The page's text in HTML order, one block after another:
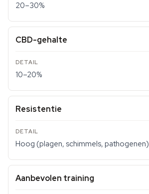
20–30%
CBD-gehalte
10–20%
Resistentie
Hoog (plagen, schimmels, pathogenen)
Aanbevolen training